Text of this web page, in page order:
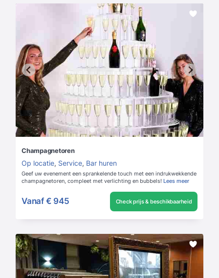
Champagnetoren
Op locatie, Service, Bar huren
Geef uw evenement een sprankelende touch met een indrukwekkende
champagnetoren, compleet met verlichting en bubbels! Lees meer
Vanaf € 945 Check prijs & beschikbaarheid